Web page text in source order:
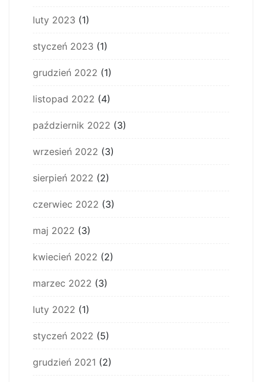
luty 2023 (1)
styczeń 2023 (1)
grudzień 2022 (1)
listopad 2022 (4)
październik 2022 (3)
wrzesień 2022 (3)
sierpień 2022 (2)
czerwiec 2022 (3)
maj 2022 (3)
kwiecień 2022 (2)
marzec 2022 (3)
luty 2022 (1)
styczeń 2022 (5)
grudzień 2021 (2)